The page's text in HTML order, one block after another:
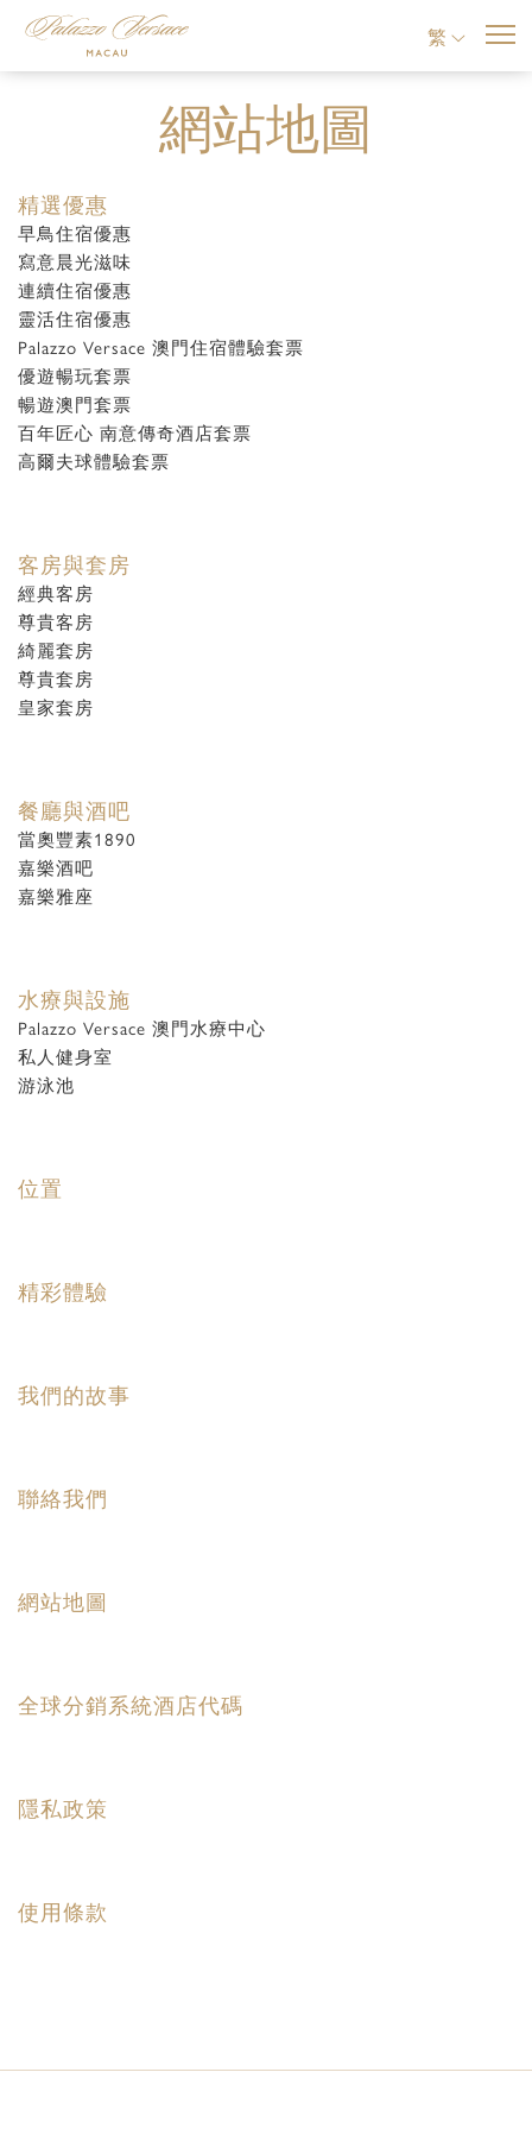
繁
網站地圖
精選優惠
早鳥住宿優惠
寫意晨光滋味
連續住宿優惠
靈活住宿優惠
Palazzo Versace 澳門住宿體驗套票
優遊暢玩套票
暢遊澳門套票
百年匠心 南意傳奇酒店套票
高爾夫球體驗套票
客房與套房
經典客房
尊貴客房
綺麗套房
尊貴套房
皇家套房
餐廳與酒吧
當奧豐素1890
嘉樂酒吧
嘉樂雅座
水療與設施
Palazzo Versace 澳門水療中心
私人健身室
游泳池
位置
精彩體驗
我們的故事
聯絡我們
網站地圖
全球分銷系統酒店代碼
隱私政策
使用條款